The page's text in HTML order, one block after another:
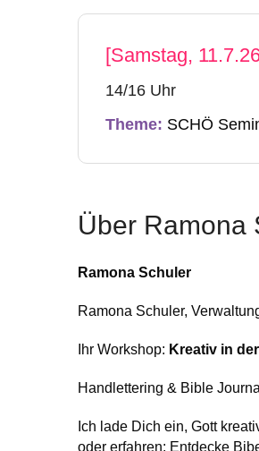
[Samstag,
14/16 Uhr
Theme: SCHÖ
Über Ramona
Ramona Schuler
Ramona Schuler,
Ihr Workshop: Kreativ in
Handlettering & Bible
Ich lade Dich ein, Gott
oder erfahren: Entdecke